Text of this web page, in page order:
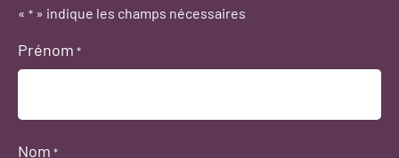
« * » indique les champs nécessaires
Prénom *
Nom *